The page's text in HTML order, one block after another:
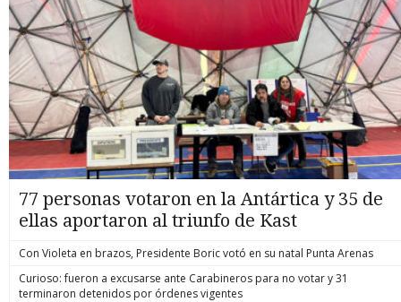
77 personas votaron en la Antártica y 35 de
ellas aportaron al triunfo de Kast
Con Violeta en brazos, Presidente Boric votó en su natal Punta Arenas
Curioso: fueron a excusarse ante Carabineros para no votar y 31
terminaron detenidos por órdenes vigentes